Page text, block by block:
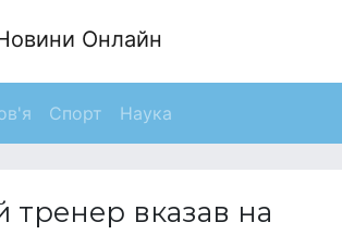
Онлайн
Спорт Наука
тренер вказав на